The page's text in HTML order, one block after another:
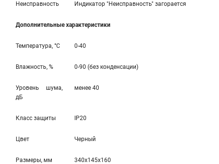
Неисправность Индикатор "Неисправность" загорается
Дополнительные характеристики
Температура, °С 0-40
Влажность, % 0-90 (без конденсации)
Уровень шума,
дБ
менее 40
Класс защиты IP20
Цвет Черный
Размеры, мм 340x145x160